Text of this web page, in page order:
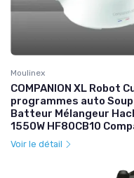
Moulinex
COMPANION XL Robot
programmes auto
Batteur Mélangeur
1550W HF80CB10
Voir le détail